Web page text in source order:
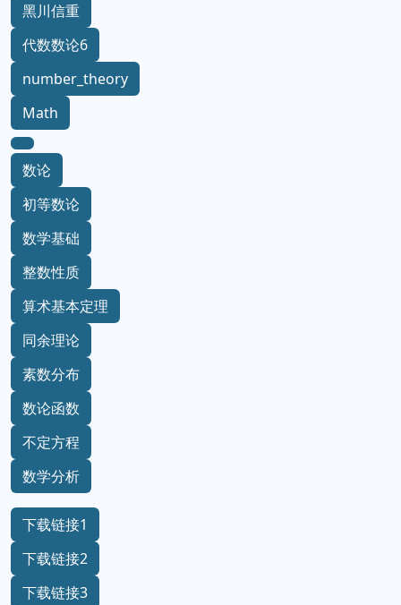
黑川信重
代数数论6
number_theory
Math
数论
初等数论
数学基础
整数性质
算术基本定理
同余理论
素数分布
数论函数
不定方程
数学分析
下载链接1
下载链接2
下载链接3